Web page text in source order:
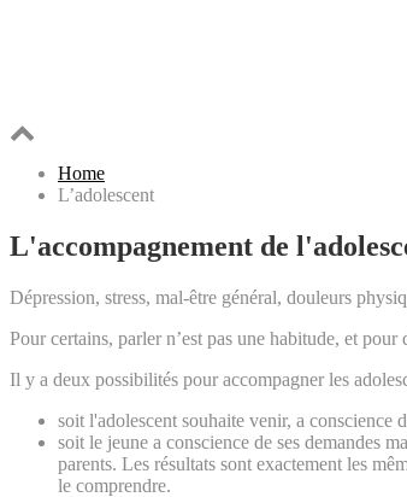
Home
L’adolescent
L'accompagnement de
Dépression, stress, mal-être général, douleurs
Pour certains, parler n’est pas une habitude, et
Il y a deux possibilités pour accompagner les
soit l'adolescent souhaite venir, a conscience
soit le jeune a conscience de ses demandes
parents. Les résultats sont exactement les
le comprendre.